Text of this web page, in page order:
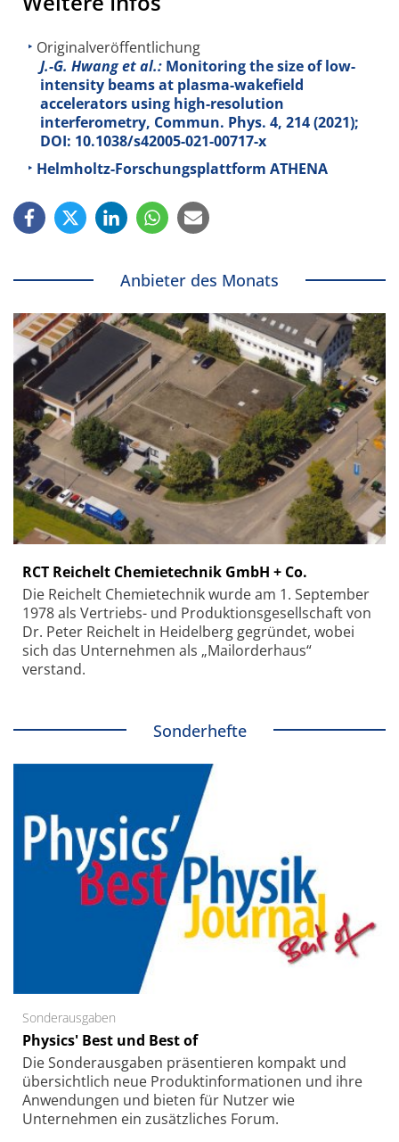
Originalveröffentlichung
J.-G. Hwang et al.: Monitoring the size of low-
intensity beams at plasma-wakefield
accelerators using high-resolution
interferometry, Commun. Phys. 4, 214 (2021);
DOI: 10.1038/s42005-021-00717-x
Helmholtz-Forschungsplattform ATHENA
Anbieter des Monats
RCT Reichelt Chemietechnik GmbH + Co.
Die Reichelt Chemietechnik wurde am 1. September
1978 als Vertriebs- und Produktionsgesellschaft von
Dr. Peter Reichelt in Heidelberg gegründet, wobei
sich das Unternehmen als „Mailorderhaus“
verstand.
Sonderhefte
Sonderausgaben
Physics' Best und Best of
Die Sonder­ausgaben präsentieren kompakt und
übersichtlich neue Produkt­informationen und ihre
Anwendungen und bieten für Nutzer wie
Unternehmen ein zusätzliches Forum.